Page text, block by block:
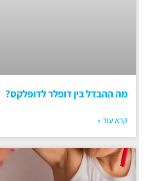
מה ההבדל בין דופלר לדופלקס?
קרא עוד »